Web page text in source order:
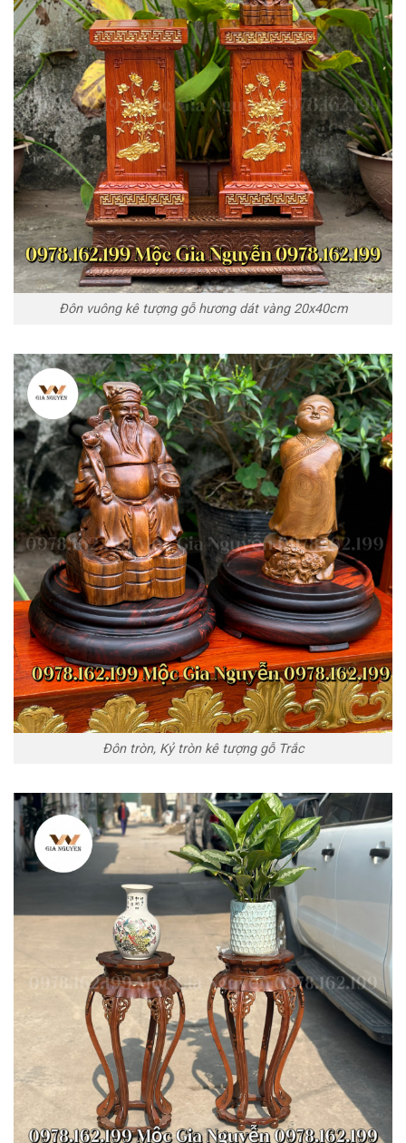
Đôn vuông kê tượng gỗ hương dát vàng 20x40cm
Đôn tròn, Kỷ tròn kê tượng gỗ Trắc